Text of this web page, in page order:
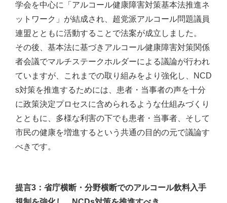
学会を中心に「アルコール健康障害対策基本法推進ネ
ットワーク」が結成され、超党派アルコール問題議員
連盟とともに活動することで法案が成立しました。
その後、基本法に基づきアルコール健康障害対策関係
者会議でマルチステークホルダーによる議論が行われ
ていますが、これまでの取り組みをより強化し、NCD
s対策を推進するためには、患者・当事者の声を十分
に政策決定プロセスに含められるような仕組みづくり
とともに、多様な利害の下でも患者・当事者、そして
市民の健康を増進するという共通の目的の元で議論す
べきです。
提言3：省庁横断・分野横断でのアルコール飲料入手